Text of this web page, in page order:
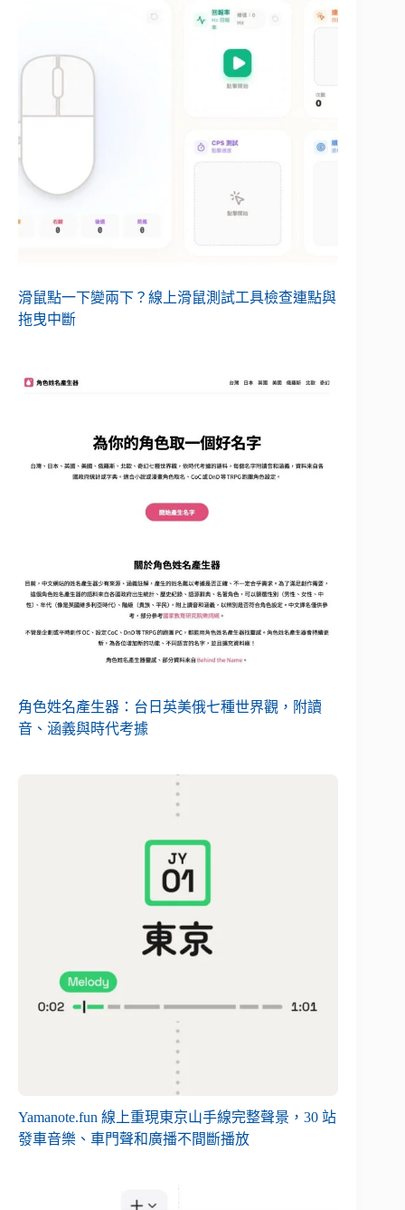
滑鼠點一下變兩下？線上滑鼠測試工具檢查連點與
拖曳中斷
角色姓名產生器：台日英美俄七種世界觀，附讀
音、涵義與時代考據
Yamanote.fun 線上重現東京山手線完整聲景，30 站
發車音樂、車門聲和廣播不間斷播放